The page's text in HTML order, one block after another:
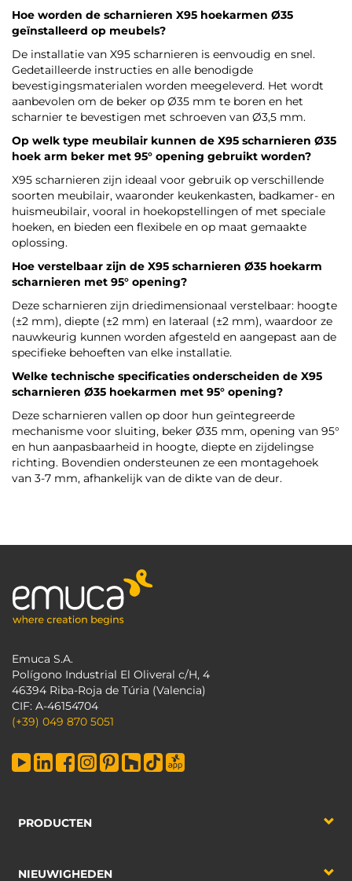
Hoe worden de scharnieren X95 hoekarmen Ø35
geïnstalleerd op meubels?
De installatie van X95 scharnieren is eenvoudig en snel.
Gedetailleerde instructies en alle benodigde
bevestigingsmaterialen worden meegeleverd. Het wordt
aanbevolen om de beker op Ø35 mm te boren en het
scharnier te bevestigen met schroeven van Ø3,5 mm.
Op welk type meubilair kunnen de X95 scharnieren Ø35
hoek arm beker met 95° opening gebruikt worden?
X95 scharnieren zijn ideaal voor gebruik op verschillende
soorten meubilair, waaronder keukenkasten, badkamer- en
huismeubilair, vooral in hoekopstellingen of met speciale
hoeken, en bieden een flexibele en op maat gemaakte
oplossing.
Hoe verstelbaar zijn de X95 scharnieren Ø35 hoekarm
scharnieren met 95° opening?
Deze scharnieren zijn driedimensionaal verstelbaar: hoogte
(±2 mm), diepte (±2 mm) en lateraal (±2 mm), waardoor ze
nauwkeurig kunnen worden afgesteld en aangepast aan de
specifieke behoeften van elke installatie.
Welke technische specificaties onderscheiden de X95
scharnieren Ø35 hoekarmen met 95° opening?
Deze scharnieren vallen op door hun geïntegreerde
mechanisme voor sluiting, beker Ø35 mm, opening van 95°
en hun aanpasbaarheid in hoogte, diepte en zijdelingse
richting. Bovendien ondersteunen ze een montagehoek
van 3-7 mm, afhankelijk van de dikte van de deur.
Emuca S.A.
Polígono Industrial El Oliveral c/H, 4
46394 Riba-Roja de Túria (Valencia)
CIF: A-46154704
(+39) 049 870 5051
PRODUCTEN
NIEUWIGHEDEN